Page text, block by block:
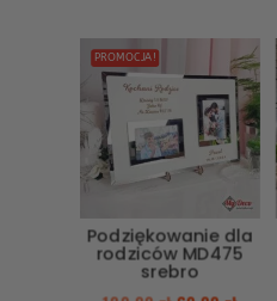
PROMOCJA!
Podziękowanie dla
rodziców MD475
srebro